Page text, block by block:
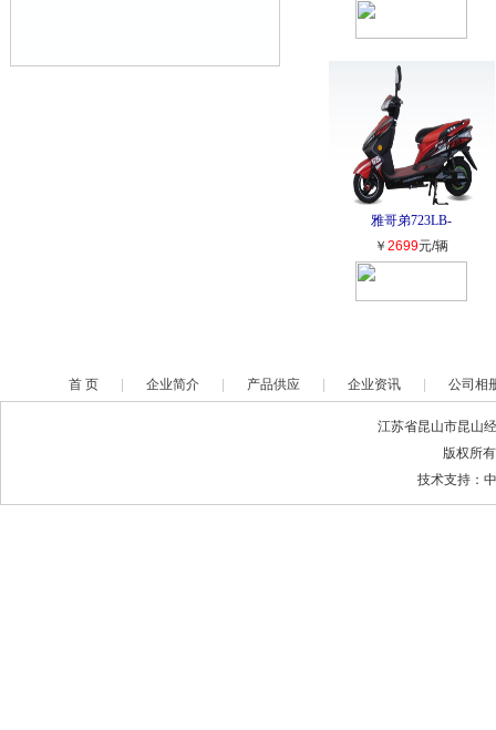
雅哥弟723LB-
￥ 2699元/辆
首 页 企业简介 产品供应 企业资讯 公司相
江苏省昆山市昆山
版权所
技术支持：